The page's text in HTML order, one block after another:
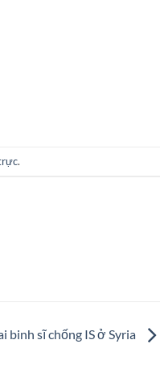
.
sĩ chống IS ở Syria